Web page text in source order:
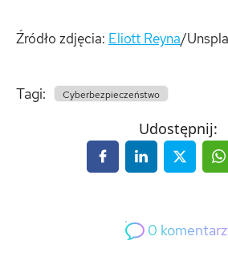
Źródło zdjęcia: Eliott Reyna/
Tagi: Cyberbezpieczeństwo
Udostępnij:
0